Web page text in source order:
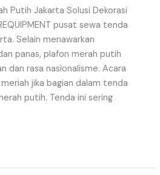
Putih Jakarta Solusi Dekorasi
pusat sewa tenda
Selain menawarkan
panas, plafon merah putih
dan rasa nasionalisme. Acara
jika bagian dalam tenda
putih. Tenda ini sering